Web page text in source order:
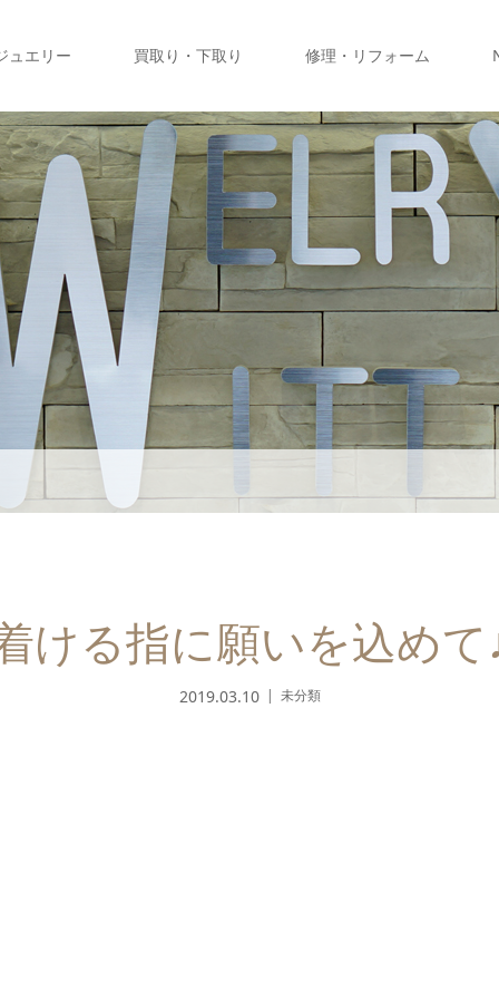
ュエリー 買取り・下取り 修理・リフォーム
ける指に願いを込めて
2019.03.10 未分類